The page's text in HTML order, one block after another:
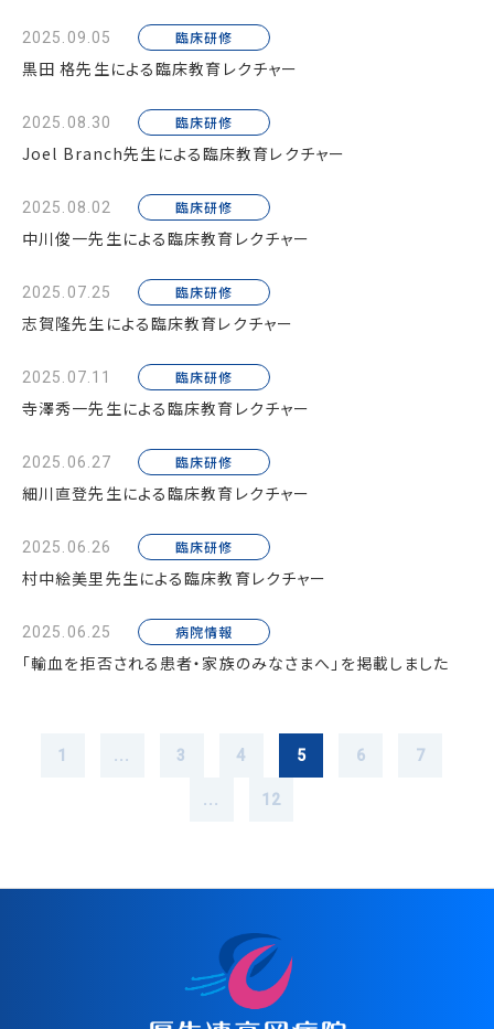
2025.09.05 臨床研修
黒田 格先生による臨床教育レクチャー
2025.08.30 臨床研修
Joel Branch先生による臨床教育レクチャー
2025.08.02 臨床研修
中川俊一先生による臨床教育レクチャー
2025.07.25 臨床研修
志賀隆先生による臨床教育レクチャー
2025.07.11 臨床研修
寺澤秀一先生による臨床教育レクチャー
2025.06.27 臨床研修
細川直登先生による臨床教育レクチャー
2025.06.26 臨床研修
村中絵美里先生による臨床教育レクチャー
2025.06.25 病院情報
「輸血を拒否される患者・家族のみなさまへ」を掲載しました
1 ... 3 4 5 6 7
... 12